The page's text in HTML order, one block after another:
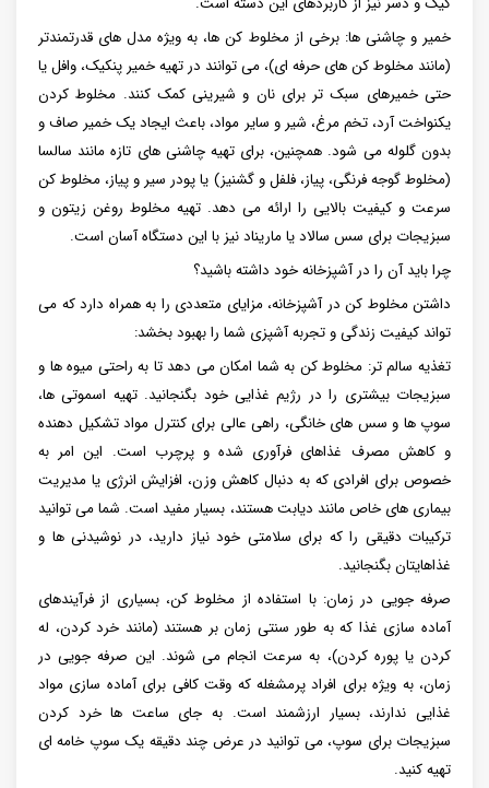
خمیر و چاشنی ها: برخی از مخلوط کن ها، به ویژه مدل های قدرتمندتر
(مانند مخلوط کن های حرفه ای)، می توانند در تهیه خمیر پنکیک، وافل یا
حتی خمیرهای سبک تر برای نان و شیرینی کمک کنند. مخلوط کردن
یکنواخت آرد، تخم مرغ، شیر و سایر مواد، باعث ایجاد یک خمیر صاف و
بدون گلوله می شود. همچنین، برای تهیه چاشنی های تازه مانند سالسا
(مخلوط گوجه فرنگی، پیاز، فلفل و گشنیز) یا پودر سیر و پیاز، مخلوط کن
سرعت و کیفیت بالایی را ارائه می دهد. تهیه مخلوط روغن زیتون و
سبزیجات برای سس سالاد یا ماریناد نیز با این دستگاه آسان است.
چرا باید آن را در آشپزخانه خود داشته باشید؟
داشتن مخلوط کن در آشپزخانه، مزایای متعددی را به همراه دارد که می
تواند کیفیت زندگی و تجربه آشپزی شما را بهبود بخشد:
تغذیه سالم تر: مخلوط کن به شما امکان می دهد تا به راحتی میوه ها و
سبزیجات بیشتری را در رژیم غذایی خود بگنجانید. تهیه اسموتی ها،
سوپ ها و سس های خانگی، راهی عالی برای کنترل مواد تشکیل دهنده
و کاهش مصرف غذاهای فرآوری شده و پرچرب است. این امر به
خصوص برای افرادی که به دنبال کاهش وزن، افزایش انرژی یا مدیریت
بیماری های خاص مانند دیابت هستند، بسیار مفید است. شما می توانید
ترکیبات دقیقی را که برای سلامتی خود نیاز دارید، در نوشیدنی ها و
غذاهایتان بگنجانید.
صرفه جویی در زمان: با استفاده از مخلوط کن، بسیاری از فرآیندهای
آماده سازی غذا که به طور سنتی زمان بر هستند (مانند خرد کردن، له
کردن یا پوره کردن)، به سرعت انجام می شوند. این صرفه جویی در
زمان، به ویژه برای افراد پرمشغله که وقت کافی برای آماده سازی مواد
غذایی ندارند، بسیار ارزشمند است. به جای ساعت ها خرد کردن
سبزیجات برای سوپ، می توانید در عرض چند دقیقه یک سوپ خامه ای
تهیه کنید.